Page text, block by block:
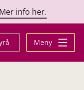
Mer info her.
Meny